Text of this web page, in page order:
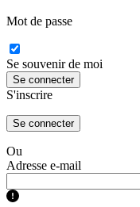
Mot de passe
Se souvenir de moi
Se connecter
S'inscrire
Se connecter
Ou
Adresse e-mail